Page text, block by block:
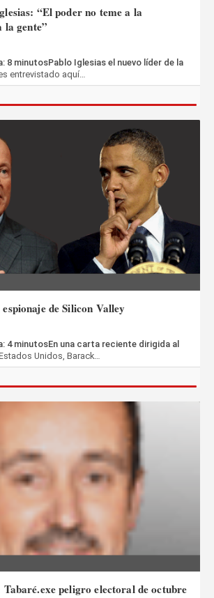
“El poder no teme a la
la gente”
8 minutosPablo Iglesias el nuevo líder de la
entrevistado aquí…
de Silicon Valley
4 minutosEn una carta reciente dirigida al
Unidos, Barack…
peligro electoral de octubre